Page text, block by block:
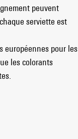
peuvent
serviette est
européennes pour les
les colorants